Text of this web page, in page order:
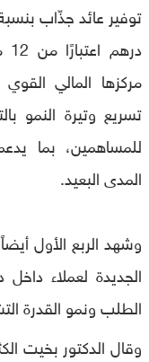
مركزها المالي
تسريع وتيرة النمو
للمساهمين، بما
المدى البعيد.
الجديدة لعملاء
الطلب ونمو القدرة
وقال الدكتور بخيت